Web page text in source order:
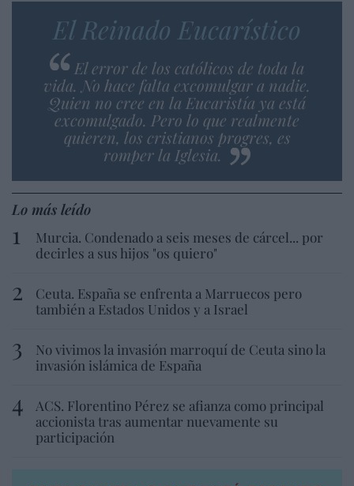
El Reinado Eucarístico
El error de los católicos de toda la
vida. No hace falta excomulgar a nadie.
Quien no cree en la Eucaristía ya está
excomulgado. Pero lo que realmente
quieren, los cristianos progres, es
romper la Iglesia.
Lo más leído
Murcia. Condenado a seis meses de cárcel... por
decirles a sus hijos "os quiero"
Ceuta. España se enfrenta a Marruecos pero
también a Estados Unidos y a Israel
No vivimos la invasión marroquí de Ceuta sino la
invasión islámica de España
ACS. Florentino Pérez se afianza como principal
accionista tras aumentar nuevamente su
participación